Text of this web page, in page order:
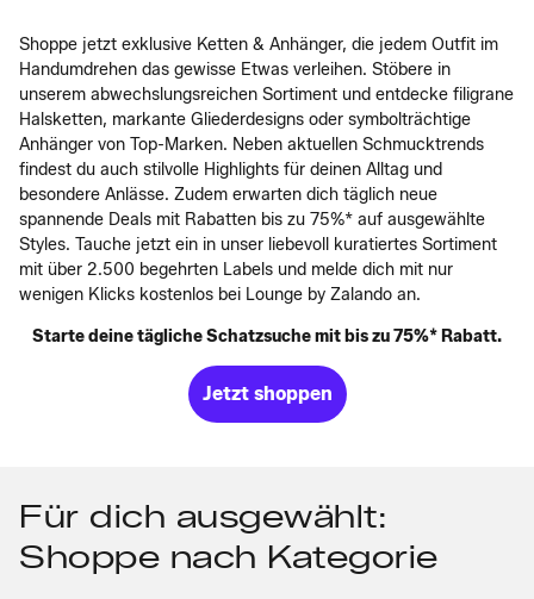
Shoppe jetzt exklusive Ketten & Anhänger, die jedem Outfit im
Handumdrehen das gewisse Etwas verleihen. Stöbere in
unserem abwechslungsreichen Sortiment und entdecke filigrane
Halsketten, markante Gliederdesigns oder symbolträchtige
Anhänger von Top-Marken. Neben aktuellen Schmucktrends
findest du auch stilvolle Highlights für deinen Alltag und
besondere Anlässe. Zudem erwarten dich täglich neue
spannende Deals mit Rabatten bis zu 75%* auf ausgewählte
Styles. Tauche jetzt ein in unser liebevoll kuratiertes Sortiment
mit über 2.500 begehrten Labels und melde dich mit nur
wenigen Klicks kostenlos bei Lounge by Zalando an.
Starte deine tägliche Schatzsuche mit bis zu 75%* Rabatt.
Jetzt shoppen
Für dich ausgewählt:
Shoppe nach Kategorie